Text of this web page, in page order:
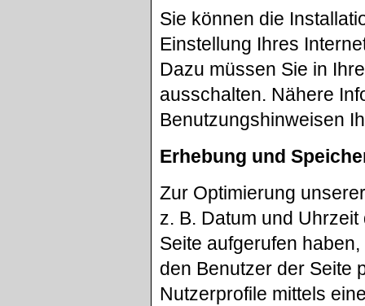
Sie können die
Einstellung Ihres
Dazu müssen Sie in
ausschalten. Nähere
Benutzungshinweisen
Erhebung und
Zur Optimierung
z. B. Datum und
Seite aufgerufen
den Benutzer der Seite
Nutzerprofile mittels